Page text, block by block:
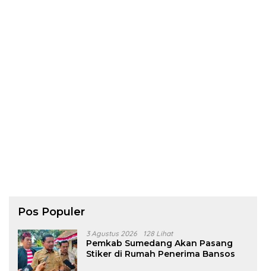
Pos Populer
3 Agustus 2026 128 Lihat
Pemkab Sumedang Akan Pasang
Stiker di Rumah Penerima Bansos